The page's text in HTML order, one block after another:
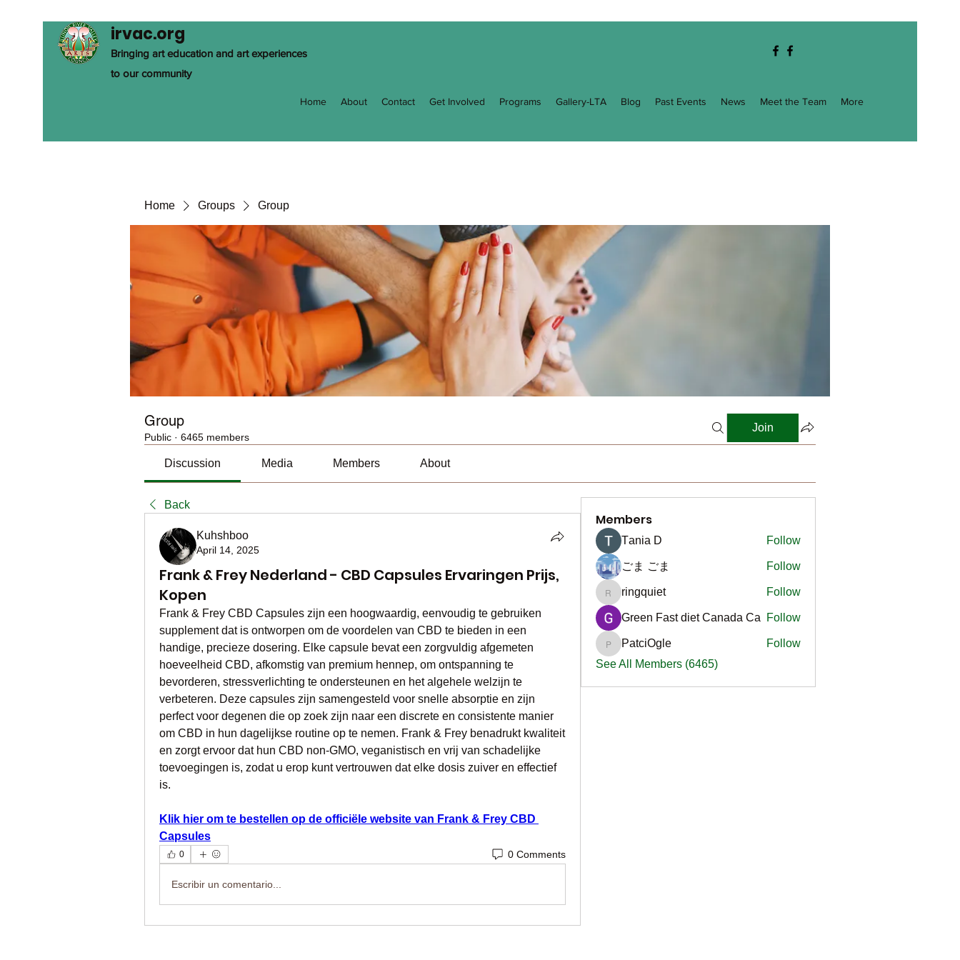
irvac.org
Bringing art education and art experiences
to our community
Home About Contact Get Involved Programs Gallery-LTA Blog Past Events News Meet the Team More
Home Groups Group
Group
Public · 6465 members
Join
Discussion Media Members About
Back
Kuhshboo
April 14, 2025
Frank & Frey Nederland - CBD Capsules Ervaringen Prijs,
Kopen
Frank & Frey CBD Capsules zijn een hoogwaardig, eenvoudig te gebruiken
supplement dat is ontworpen om de voordelen van CBD te bieden in een
handige, precieze dosering. Elke capsule bevat een zorgvuldig afgemeten
hoeveelheid CBD, afkomstig van premium hennep, om ontspanning te
bevorderen, stressverlichting te ondersteunen en het algehele welzijn te
verbeteren. Deze capsules zijn samengesteld voor snelle absorptie en zijn
perfect voor degenen die op zoek zijn naar een discrete en consistente manier
om CBD in hun dagelijkse routine op te nemen. Frank & Frey benadrukt kwaliteit
en zorgt ervoor dat hun CBD non-GMO, veganistisch en vrij van schadelijke
toevoegingen is, zodat u erop kunt vertrouwen dat elke dosis zuiver en effectief
is.
Klik hier om te bestellen op de officiële website van Frank & Frey CBD
Capsules
0 0 Comments
Escribir un comentario...
Members
Тania D Follow
ごま ごま Follow
ringquiet
ringquiet Follow
Green Fast diet Canada Ca Follow
PatciOgle
PatciOgle
Follow
See All Members (6465)